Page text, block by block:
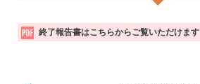
活
動
終了報告書はこちらからご覧いただけます